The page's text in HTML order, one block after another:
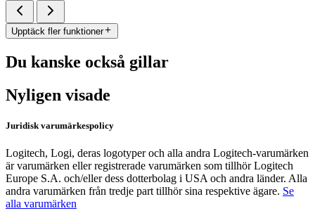
Upptäck fler funktioner
Du kanske också gillar
Nyligen visade
Juridisk varumärkespolicy
Logitech, Logi, deras logotyper och alla andra Logitech-varumärken
är varumärken eller registrerade varumärken som tillhör Logitech
Europe S.A. och/eller dess dotterbolag i USA och andra länder. Alla
andra varumärken från tredje part tillhör sina respektive ägare. Se
alla varumärken